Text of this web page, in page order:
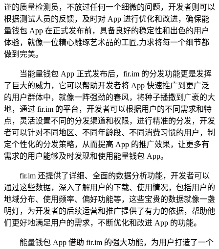
谨的质量检测员，不放过任何一个细微的问题，开发者则可以
根据测试人员的反馈，及时对 App 进行优化和改进，确保能
量钱包 App 在正式发布前，具备良好的稳定性和出色的用户
体验，就像一位精心雕琢艺术品的工匠,力求将每一个细节都
做到完美。
当能量钱包 App 正式发布后，fir.im 的分发功能更是发挥
了巨大的威力，它可以帮助开发者将 App 快速推广到更广泛
的用户群体中，就像一阵强劲的春风，将种子播撒到广袤的大
地，通过 fir.im 的平台，开发者可以根据用户的不同需求和特
点，灵活设置不同的分发渠道和权限，进行精准的分发，开发
者可以针对不同地区、不同年龄段、不同消费习惯的用户，制
定个性化的分发策略，从而提高 App 的推广效果，让更多有
需求的用户能够及时发现和使用能量钱包 App。
fir.im 还提供了详细、全面的数据分析功能，开发者可以
通过这些数据，深入了解用户的下载、使用情况，包括用户的
地域分布、使用频率、偏好功能等，这些宝贵的数据就像一盏
明灯，为开发者的后续运营和推广提供了有力的依据，帮助他
们更好地满足用户的需求，不断优化和改进 App 的功能。
能量钱包 App 借助 fir.im 的强大功能，为用户打造了一个